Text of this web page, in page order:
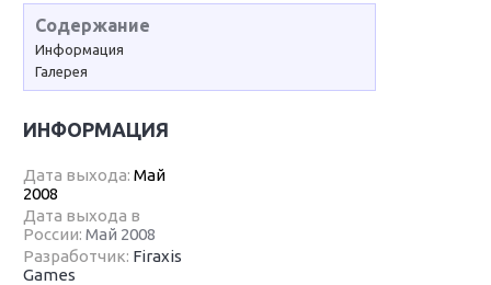
Содержание
Информация
Галерея
ИНФОРМАЦИЯ
Дата выхода:Май
2008
Дата выхода в
России:Май 2008
Разработчик: Firaxis
Games